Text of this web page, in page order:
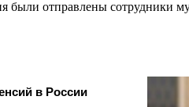
были отправлены сотрудники
в России